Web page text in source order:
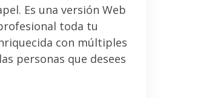
Es una versión Web
toda tu
con múltiples
personas que desees